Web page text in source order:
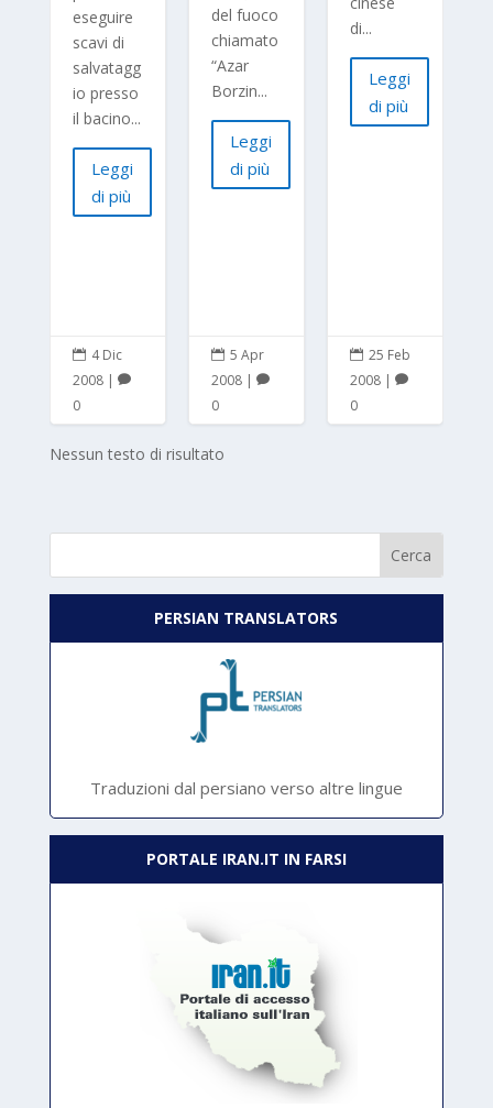
eseguire
scavi di
salvatagg
io presso
il bacino...
Leggi
di più
 4 Dic
2008| 
0
del fuoco
chiamato
“Azar
Borzin...
Leggi
di più
 5 Apr
2008| 
0
di...
Leggi
di più
 25 Feb
2008| 
0
Nessun testo di risultato
PERSIAN TRANSLATORS
Traduzioni dal persiano verso altre lingue
PORTALE IRAN.IT IN FARSI